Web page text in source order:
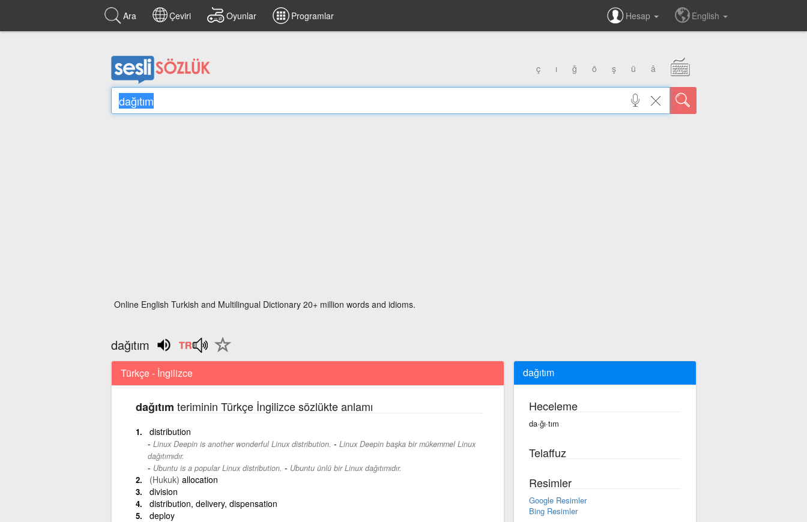
Ara Çeviri Oyunlar Programlar Hesap English
ç ı ğ ö ş ü â
Online English Turkish and Multilingual Dictionary 20+ million words and idioms.
dağıtım
Türkçe - İngilizce
dağıtım teriminin Türkçe İngilizce sözlükte anlamı
distribution
Linux Deepin is another wonderful Linux distribution. - Linux Deepin başka bir mükemmel Linux
dağıtımıdır.
Ubuntu is a popular Linux distribution. - Ubuntu ünlü bir Linux dağıtımıdır.
(Hukuk) allocation
division
distribution, delivery, dispensation
deploy
dağıtım
Heceleme
da·ğı·tım
Telaffuz
Resimler
Google Resimler
Bing Resimler